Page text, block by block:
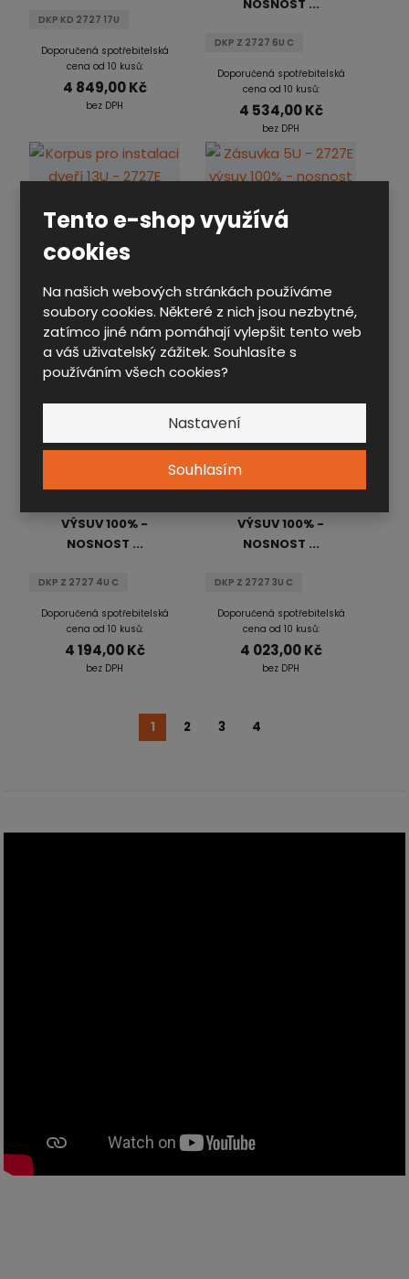
Tento e-shop využívá
cookies
Na našich webových stránkách používáme
soubory cookies. Některé z nich jsou nezbytné,
zatímco jiné nám pomáhají vylepšit tento web
a váš uživatelský zážitek. Souhlasíte s
používáním všech cookies?
Nastavení
Souhlasím
DKP KD 2727 17U
Doporučená spotřebitelská
cena od 10 kusů:
4 849,00 Kč
bez DPH
NOSNOST ...
DKP Z 2727 6U C
Doporučená spotřebitelská
cena od 10 kusů:
4 534,00 Kč
bez DPH
KORPUS PRO
INSTALACI DVEŘÍ 13U -
2727E
DKP KD 2727 13U
Doporučená spotřebitelská
cena od 10 kusů:
4 465,00 Kč
bez DPH
ZÁSUVKA 5U - 2727E
DKP Z 2727 5U C
Doporučená spotřebitelská
cena od 10 kusů:
VÝSUV 100% -
NOSNOST ...
DKP Z 2727 4U C
Doporučená spotřebitelská
cena od 10 kusů:
4 194,00 Kč
bez DPH
VÝSUV 100% -
NOSNOST ...
DKP Z 2727 3U C
Doporučená spotřebitelská
cena od 10 kusů:
4 023,00 Kč
bez DPH
1 2 3 4